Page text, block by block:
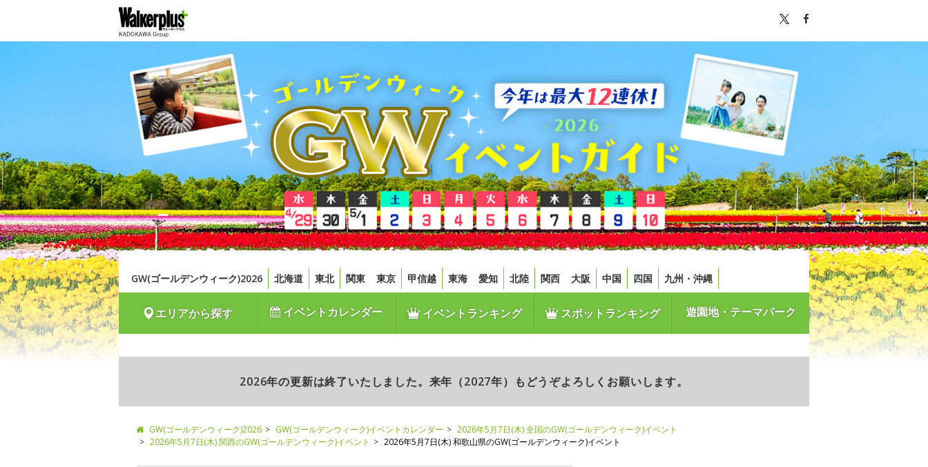
GW(ゴールデンウィーク)2026 北海道 東北 関東 東京 甲信越 東海 愛知 北陸 関西 大阪 中国 四国 九州・沖縄
エリアから探す イベントカレンダー イベントランキング スポットランキング 遊園地・テーマパーク
2026年の更新は終了いたしました。来年（2027年）もどうぞよろしくお願いします。
GW(ゴールデンウィーク)2026 GW(ゴールデンウィーク)イベントカレンダー
2026年5月7日(木) 全国のGW(ゴールデンウィーク)イベント
2026年5月7日(木) 関西のGW(ゴールデンウィーク)イベント
2026年5月7日(木) 和歌山県のGW(ゴールデンウィーク)イベント